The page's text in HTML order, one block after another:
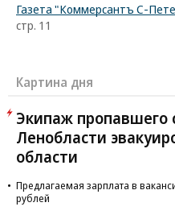
Газета "Коммерсантъ С-
стр. 11
Картина дня
Экипаж пропавшего
Ленобласти
области
Предлагаемая зарплата в
рублей